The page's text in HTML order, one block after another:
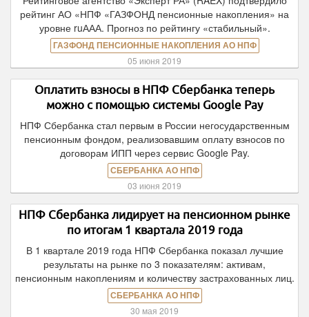
рейтинг АО «НПФ «ГАЗФОНД пенсионные накопления» на
уровне ruААА. Прогноз по рейтингу «стабильный».
ГАЗФОНД ПЕНСИОННЫЕ НАКОПЛЕНИЯ АО НПФ
05 июня 2019
Оплатить взносы в НПФ Сбербанка теперь
можно с помощью системы Google Pay
НПФ Сбербанка стал первым в России негосударственным
пенсионным фондом, реализовавшим оплату взносов по
договорам ИПП через сервис Google Pay.
СБЕРБАНКА АО НПФ
03 июня 2019
НПФ Сбербанка лидирует на пенсионном рынке
по итогам 1 квартала 2019 года
В 1 квартале 2019 года НПФ Сбербанка показал лучшие
результаты на рынке по 3 показателям: активам,
пенсионным накоплениям и количеству застрахованных лиц.
СБЕРБАНКА АО НПФ
30 мая 2019